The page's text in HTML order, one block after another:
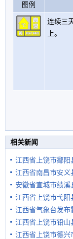
图例
连续三
上。
相关新闻
江西省上饶市鄱阳
江西省南昌市安义
安徽省宣城市绩
江西省上饶市弋阳
江西省气象台发布
江西省上饶市铅山
江西省上饶市德兴